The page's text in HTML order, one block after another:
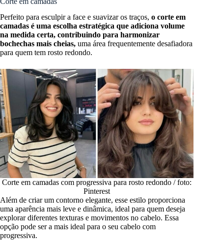
Perfeito para esculpir a face e suavizar os traços, o corte em
camadas é uma escolha estratégica que adiciona volume
na medida certa, contribuindo para harmonizar
bochechas mais cheias, uma área frequentemente desafiadora
para quem tem rosto redondo.
Corte em camadas com progressiva para rosto redondo / foto:
Pinterest
Além de criar um contorno elegante, esse estilo proporciona
uma aparência mais leve e dinâmica, ideal para quem deseja
explorar diferentes texturas e movimentos no cabelo. Essa
opção pode ser a mais ideal para o seu cabelo com
progressiva.